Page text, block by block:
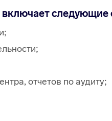
следующие
отчетов по аудиту;